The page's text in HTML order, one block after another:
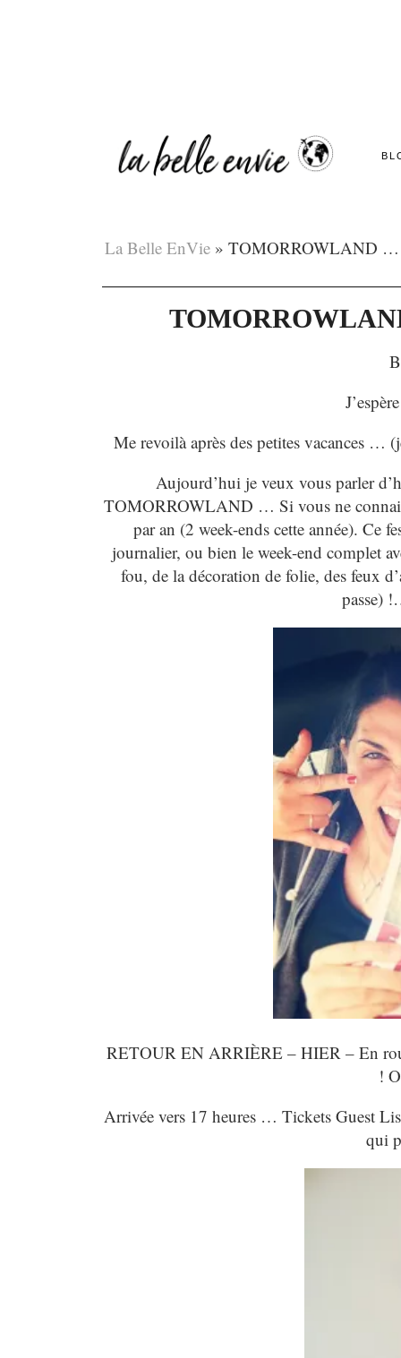
La Belle EnVie » TOMORROWLAND …
Me revoilà après des petites vacances …
Aujourd’hui je veux vous parler
TOMORROWLAND … Si vous ne
par an (2 week-ends cette année). Ce
journalier, ou bien le week-end complet
fou, de la décoration de folie, des feux
passe)
RETOUR EN ARRIÈRE – HIER – En
!
Arrivée vers 17 heures … Tickets Guest
qui